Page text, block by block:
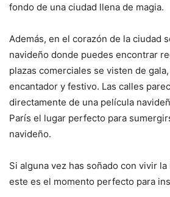
fondo de una ciudad llena de magia.
Además, en el corazón de la ciudad
navideño donde puedes encontrar
plazas comerciales se visten de
encantador y festivo. Las calles
directamente de una película
París el lugar perfecto para
navideño.
Si alguna vez has soñado con vivir la
este es el momento perfecto para